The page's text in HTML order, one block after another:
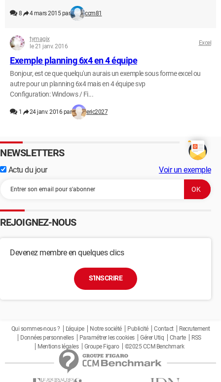
8 4 mars 2015 par ccm81
tymagix
le 21 janv. 2016
Excel
Exemple planning 6x4 en 4 équipe
Bonjour, est ce que quelqu'un aurais un exemple sous forme excel ou
autre pour un planning 6x4 mais en 4 équipe svp
Configuration: Windows / Fi...
1 24 janv. 2016 par eric2027
NEWSLETTERS
Actu du jour Voir un exemple
REJOIGNEZ-NOUS
Devenez membre en quelques clics
S'INSCRIRE
Qui sommes-nous ? L'équipe Notre société Publicité Contact
Recrutement
Données personnelles
Paramétrer les cookies Gérer Utiq Charte
RSS
Mentions légales
Groupe Figaro ©2025 CCM Benchmark